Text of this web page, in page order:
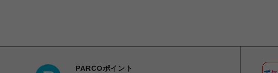
PARCOポイント